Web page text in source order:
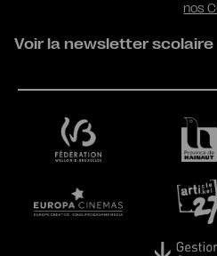
nos
Voir la newsletter scolaire